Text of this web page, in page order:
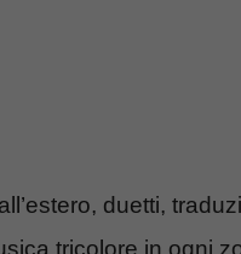
duetti,
tricolore in ogni